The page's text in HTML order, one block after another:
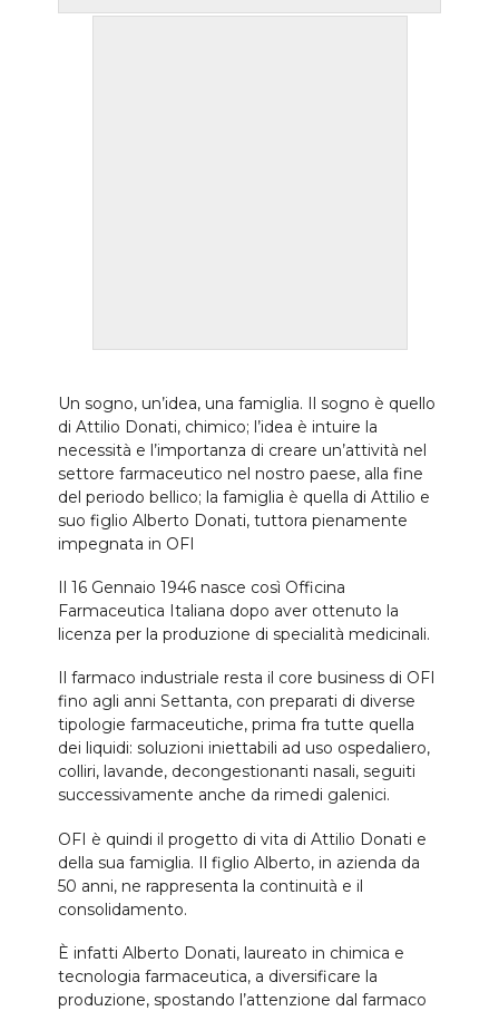
Un sogno, un’idea, una famiglia. Il sogno è quello
di Attilio Donati, chimico; l’idea è intuire la
necessità e l’importanza di creare un’attività nel
settore farmaceutico nel nostro paese, alla fine
del periodo bellico; la famiglia è quella di Attilio e
suo figlio Alberto Donati, tuttora pienamente
impegnata in OFI
Il 16 Gennaio 1946 nasce così Officina
Farmaceutica Italiana dopo aver ottenuto la
licenza per la produzione di specialità medicinali.
Il farmaco industriale resta il core business di OFI
fino agli anni Settanta, con preparati di diverse
tipologie farmaceutiche, prima fra tutte quella
dei liquidi: soluzioni iniettabili ad uso ospedaliero,
colliri, lavande, decongestionanti nasali, seguiti
successivamente anche da rimedi galenici.
OFI è quindi il progetto di vita di Attilio Donati e
della sua famiglia. Il figlio Alberto, in azienda da
50 anni, ne rappresenta la continuità e il
consolidamento.
È infatti Alberto Donati, laureato in chimica e
tecnologia farmaceutica, a diversificare la
produzione, spostando l’attenzione dal farmaco